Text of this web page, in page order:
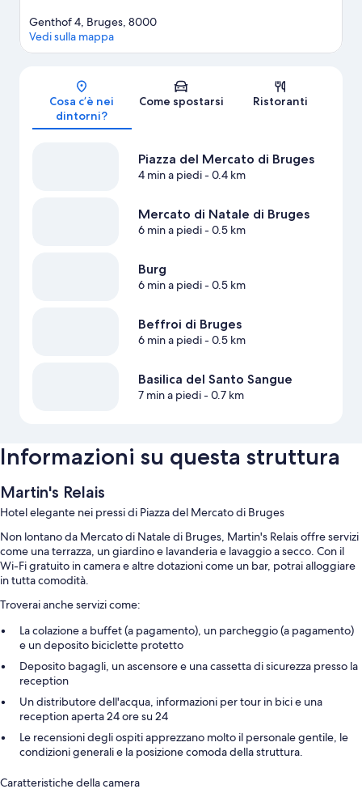
Mappa
Genthof 4, Bruges, 8000
Vedi sulla mappa
Cosa c’è nei
dintorni?
Come spostarsi Ristoranti
Piazza del Mercato di Bruges
4 min a piedi- 0.4 km
Mercato di Natale di Bruges
6 min a piedi- 0.5 km
Burg
6 min a piedi- 0.5 km
Beffroi di Bruges
6 min a piedi- 0.5 km
Basilica del Santo Sangue
7 min a piedi- 0.7 km
Informazioni su questa struttura
Martin's Relais
Hotel elegante nei pressi di Piazza del Mercato di Bruges
Non lontano da Mercato di Natale di Bruges, Martin's Relais offre servizi
come una terrazza, un giardino e lavanderia e lavaggio a secco. Con il
Wi-Fi gratuito in camera e altre dotazioni come un bar, potrai alloggiare
in tutta comodità.
Troverai anche servizi come:
La colazione a buffet (a pagamento), un parcheggio (a pagamento)
e un deposito biciclette protetto
Deposito bagagli, un ascensore e una cassetta di sicurezza presso la
reception
Un distributore dell'acqua, informazioni per tour in bici e una
reception aperta 24 ore su 24
Le recensioni degli ospiti apprezzano molto il personale gentile, le
condizioni generali e la posizione comoda della struttura.
Caratteristiche della camera